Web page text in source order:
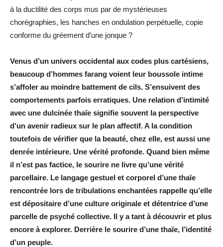
à la ductilité des corps mus par de mystérieuses
chorégraphies, les hanches en ondulation perpétuelle, copie
conforme du gréement d’une jonque ?
Venus d’un univers occidental aux codes plus cartésiens,
beaucoup d’hommes farang voient leur boussole intime
s’affoler au moindre battement de cils. S’ensuivent des
comportements parfois erratiques. Une relation d’intimité
avec une dulcinée thaïe signifie souvent la perspective
d’un avenir radieux sur le plan affectif. A la condition
toutefois de vérifier que la beauté, chez elle, est aussi une
denrée intérieure. Une vérité profonde. Quand bien même
il n’est pas factice, le sourire ne livre qu’une vérité
parcellaire. Le langage gestuel et corporel d’une thaïe
rencontrée lors de tribulations enchantées rappelle qu’elle
est dépositaire d’une culture originale et détentrice d’une
parcelle de psyché collective. Il y a tant à découvrir et plus
encore à explorer. Derrière le sourire d’une thaïe, l’identité
d’un peuple.